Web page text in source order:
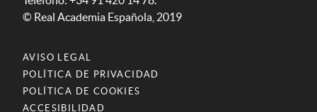
© Real Academia Española, 2019
AVISO LEGAL
POLÍTICA DE PRIVACIDAD
POLÍTICA DE COOKIES
ACCESIBILIDAD